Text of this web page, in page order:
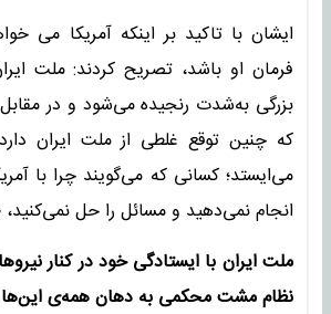
ایشان با تاکید بر اینکه آمریکا می
فرمان او باشد، تصریح کردند: ملت
بزرگی به‌شدت رنجیده می‌شود و در
که چنین توقع غلطی از ملت ایران
می‌ایستد؛ کسانی که می‌گویند چرا با
انجام نمی‌دهید و مسائل را حل
ملت ایران با ایستادگی خود در کنار
نظام مشت محکمی به دهان همه‌ی